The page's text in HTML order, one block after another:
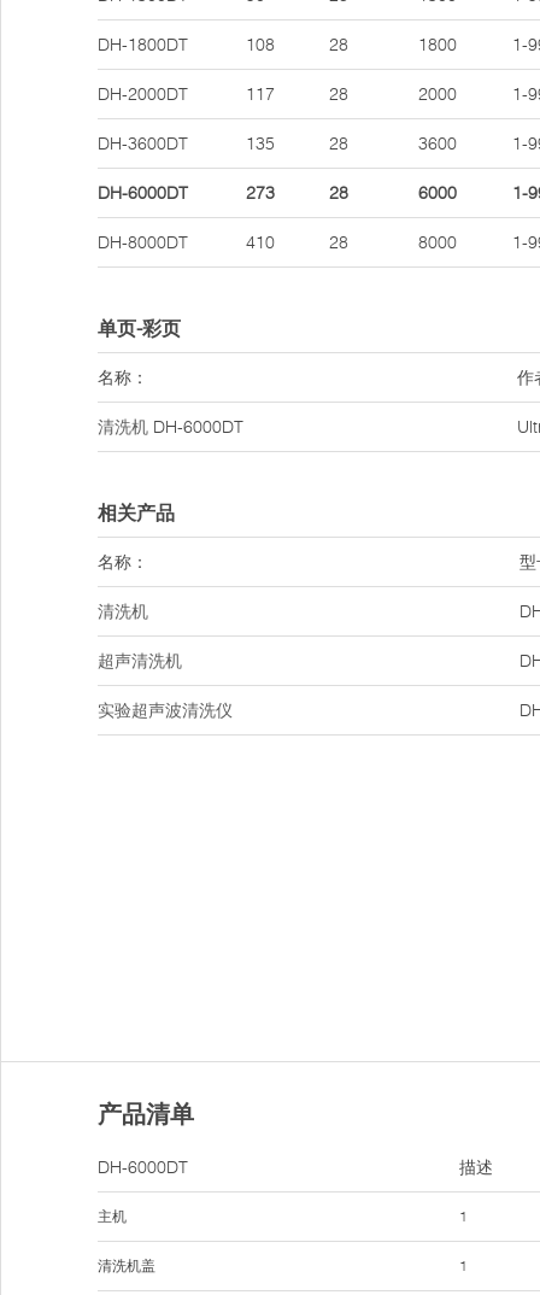
DH-1800DT 108 28 1800 1-
DH-2000DT 117 28 2000 1-
DH-3600DT 135 28 3600 1-
DH-6000DT 273 28 6000 1-
DH-8000DT 410 28 8000 1-
单页-彩页
名称： 作
清洗机 DH-6000DT
相关产品
名称： 型
清洗机
超声清洗机
实验超声波清洗仪
产品清单
DH-6000DT
主机
清洗机盖
描述
1
1